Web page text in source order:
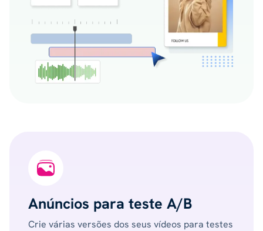
Anúncios para teste A/B
Crie várias versões dos seus vídeos para testes